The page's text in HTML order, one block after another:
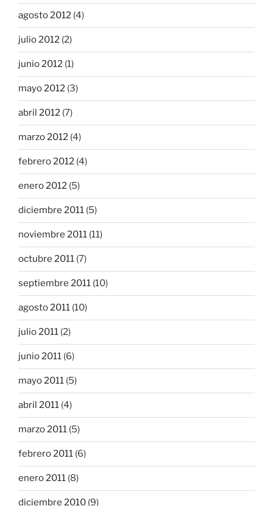
agosto 2012 (4)
julio 2012 (2)
junio 2012 (1)
mayo 2012 (3)
abril 2012 (7)
marzo 2012 (4)
febrero 2012 (4)
enero 2012 (5)
diciembre 2011 (5)
noviembre 2011 (11)
octubre 2011 (7)
septiembre 2011 (10)
agosto 2011 (10)
julio 2011 (2)
junio 2011 (6)
mayo 2011 (5)
abril 2011 (4)
marzo 2011 (5)
febrero 2011 (6)
enero 2011 (8)
diciembre 2010 (9)